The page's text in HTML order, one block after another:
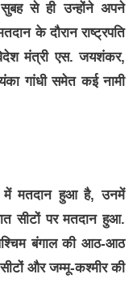
से ही उन्होंने अपने
के दौरान राष्ट्रपति
मंत्री एस. जयशंकर,
गांधी समेत कई नामी
में मतदान हुआ है, उनमें
सीटों पर मतदान हुआ.
बंगाल की आठ-आठ
और जम्मू-कश्मीर की